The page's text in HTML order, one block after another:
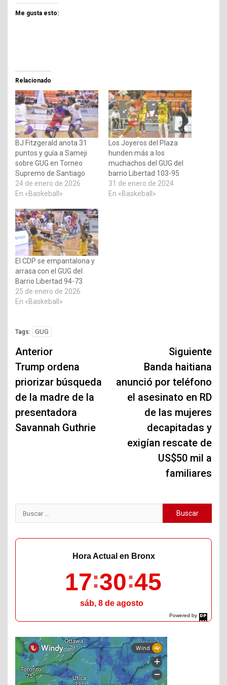
Me gusta esto:
Relacionado
BJ Fitzgerald anota 31
puntos y guía a Sameji
sobre GUG en Torneo
Supremo de Santiago
24 de enero de 2026
En «Baskeball»
Los Joyeros del Plaza
hunden más a los
muchachos del GUG del
barrio Libertad 103-95
31 de enero de 2024
En «Baskeball»
El CDP se empantalona y
arrasa con el GUG del
Barrio Libertad 94-73
25 de enero de 2026
En «Baskeball»
Tags: GUG
Navegación
de
entradas
Anterior
Trump ordena
priorizar búsqueda
de la madre de la
presentadora
Savannah Guthrie
Siguiente
Banda haitiana
anunció por teléfono
el asesinato en RD
de las mujeres
decapitadas y
exigían rescate de
US$50 mil a
familiares
Buscar:
Powered by
DaysPedia.com
Hora Actual en Bronx
17 30 46
sáb, 8 de agosto